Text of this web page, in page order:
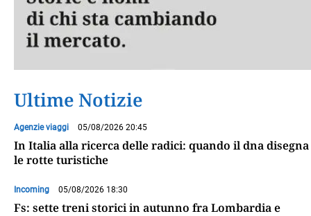
Ultime Notizie
Agenzie viaggi 05/08/2026 20:45
In Italia alla ricerca delle radici: quando il dna disegna
le rotte turistiche
Incoming 05/08/2026 18:30
Fs: sette treni storici in autunno fra Lombardia e